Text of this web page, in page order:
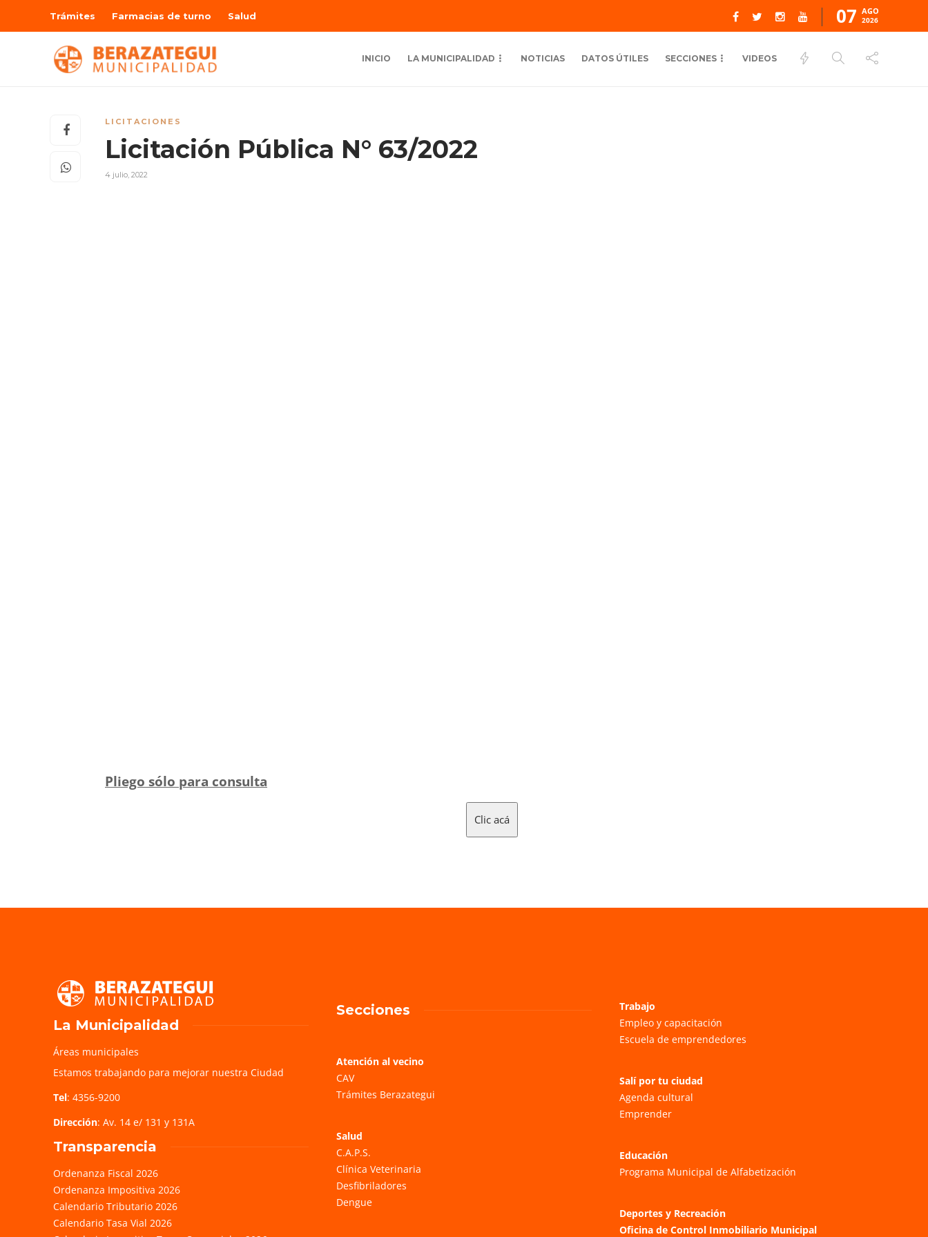
Trámites Farmacias de turno Salud 07 AGO
2026
INICIO LA MUNICIPALIDAD NOTICIAS DATOS ÚTILES SECCIONES VIDEOS
LICITACIONES
Licitación Pública N° 63/2022
4 julio, 2022
Pliego sólo para consulta
Clic acá
La Municipalidad
Áreas municipales
Estamos trabajando para mejorar nuestra Ciudad
Tel: 4356-9200
Dirección: Av. 14 e/ 131 y 131A
Transparencia
Ordenanza Fiscal 2026
Ordenanza Impositiva 2026
Calendario Tributario 2026
Calendario Tasa Vial 2026
Secciones
Atención al vecino
CAV
Trámites Berazategui
Salud
C.A.P.S.
Clínica Veterinaria
Desfibriladores
Dengue
Trabajo
Empleo y capacitación
Escuela de emprendedores
Salí por tu ciudad
Agenda cultural
Emprender
Educación
Programa Municipal de Alfabetización
Deportes y Recreación
Oficina de Control Inmobiliario Municipal